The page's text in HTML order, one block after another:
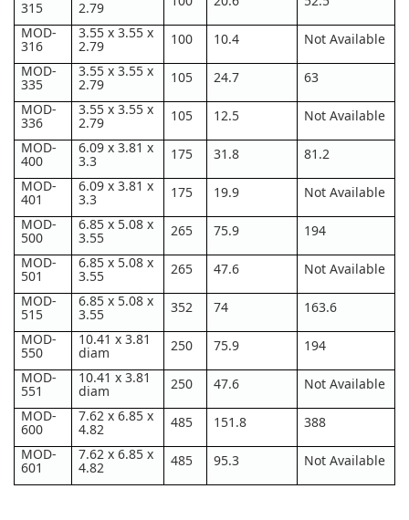
315 2.79
MOD-
316
3.55 x 3.55 x
2.79 100 10.4
Not Available
MOD-
335
3.55 x 3.55 x
2.79 105 24.7
63
MOD-
336
3.55 x 3.55 x
2.79 105 12.5
Not Available
MOD-
400
6.09 x 3.81 x
3.3 175 31.8
81.2
MOD-
401
6.09 x 3.81 x
3.3 175 19.9
Not Available
MOD-
500
6.85 x 5.08 x
3.55 265 75.9
194
MOD-
501
6.85 x 5.08 x
3.55 265 47.6
Not Available
MOD-
515
6.85 x 5.08 x
3.55 352 74
163.6
MOD-
550
10.41 x 3.81
diam 250 75.9
194
MOD-
551
10.41 x 3.81
diam 250 47.6
Not Available
MOD-
600
7.62 x 6.85 x
4.82 485 151.8
388
MOD-
601
7.62 x 6.85 x
4.82 485 95.3 Not Available